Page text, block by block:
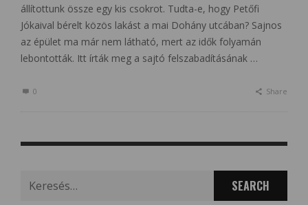
állítottunk össze egy kis csokrot. Tudta-e, hogy Petőfi
Jókaival bérelt közös lakást a mai Dohány utcában? Sajnos
az épület ma már nem látható, mert az idők folyamán
lebontották. Itt írták meg a sajtó felszabadításának …
0 Share
for: